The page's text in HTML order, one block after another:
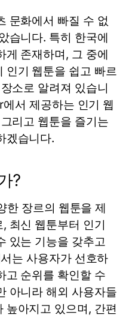
문화에서 빠질 수 없
습니다. 특히 한국에
게 존재하며, 그 중에
인기 웹툰을 쉽고 빠르
소로 알려져 있습니
에서 제공하는 인기 웹
리고 웹툰을 즐기는
겠습니다.
?
장르의 웹툰을 제
최신 웹툰부터 인기
있는 기능을 갖추고
는 사용자가 선호하
고 순위를 확인할 수
아니라 해외 사용자들
높아지고 있으며, 간편